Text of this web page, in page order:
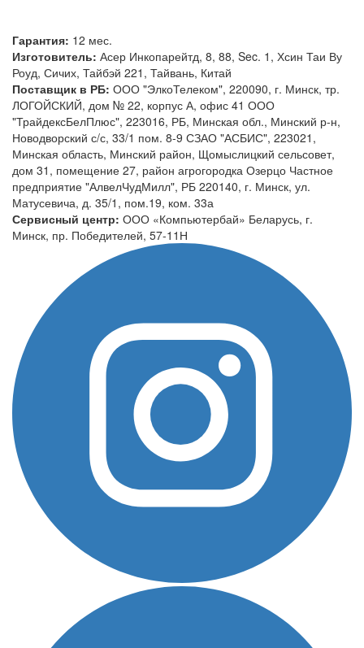
Гарантия: 12 мес.
Изготовитель: Асер Инкопарейтд, 8, 88, Sec. 1, Хсин Таи Ву
Роуд, Сичих, Тайбэй 221, Тайвань, Китай
Поставщик в РБ: ООО "ЭлкоТелеком", 220090, г. Минск, тр.
ЛОГОЙСКИЙ, дом № 22, корпус А, офис 41 ООО
"ТрайдексБелПлюс", 223016, РБ, Минская обл., Минский р-н,
Новодворский с/с, 33/1 пом. 8-9 СЗАО "АСБИС", 223021,
Минская область, Минский район, Щомыслицкий сельсовет,
дом 31, помещение 27, район агрогородка Озерцо Частное
предприятие "АлвелЧудМилл", РБ 220140, г. Минск, ул.
Матусевича, д. 35/1, пом.19, ком. 33а
Сервисный центр: ООО «Компьютербай» Беларусь, г.
Минск, пр. Победителей, 57-11Н